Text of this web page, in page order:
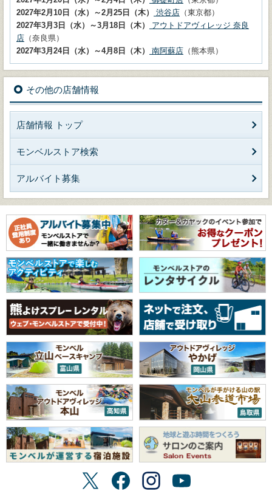
2027年2月10日（水）～2月25日（木）
渋谷店 （東京都）
2027年3月3日（水）～3月18日（木）
アウトドアヴィレッジ 奈良
店 （奈良県）
2027年3月24日（水）～4月8日（木）
南阿蘇店 （熊本県）
その他の店舗情報
店舗情報 トップ
モンベルストア検索
アルバイト募集